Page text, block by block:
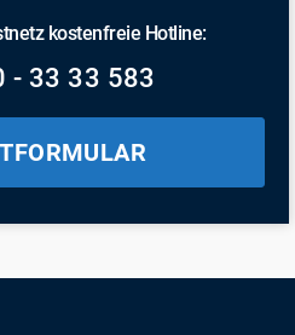
kostenfreie Hotline:
- 33 33 583